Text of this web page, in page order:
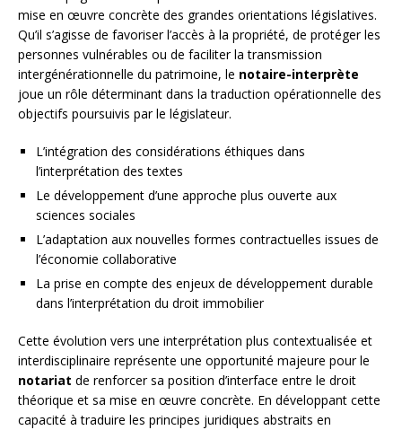
mise en œuvre concrète des grandes orientations législatives.
Qu’il s’agisse de favoriser l’accès à la propriété, de protéger les
personnes vulnérables ou de faciliter la transmission
intergénérationnelle du patrimoine, le notaire-interprète
joue un rôle déterminant dans la traduction opérationnelle des
objectifs poursuivis par le législateur.
L’intégration des considérations éthiques dans
l’interprétation des textes
Le développement d’une approche plus ouverte aux
sciences sociales
L’adaptation aux nouvelles formes contractuelles issues de
l’économie collaborative
La prise en compte des enjeux de développement durable
dans l’interprétation du droit immobilier
Cette évolution vers une interprétation plus contextualisée et
interdisciplinaire représente une opportunité majeure pour le
notariat de renforcer sa position d’interface entre le droit
théorique et sa mise en œuvre concrète. En développant cette
capacité à traduire les principes juridiques abstraits en